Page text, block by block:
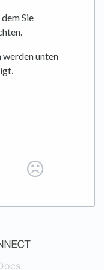
Sie
werden unten
(opens in a